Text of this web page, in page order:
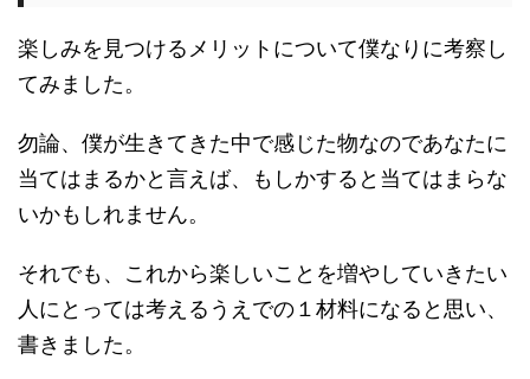
楽しみを見つけるメリットについて僕なりに考察し
てみました。
勿論、僕が生きてきた中で感じた物なのであなたに
当てはまるかと言えば、もしかすると当てはまらな
いかもしれません。
それでも、これから楽しいことを増やしていきたい
人にとっては考えるうえでの１材料になると思い、
書きました。